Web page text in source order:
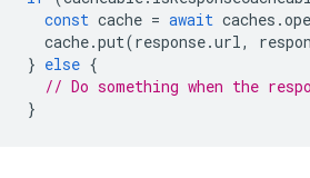
const cache = await caches .
cache.put(response.url,
} else {
// Do something when the
}